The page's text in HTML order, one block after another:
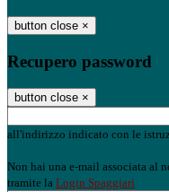
button close ×
Recupero password
button close ×
all'indirizzo indicato con le
Non hai una e-mail associata al
tramite la Login Spaggiari